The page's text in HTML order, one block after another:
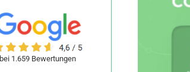
bei 1.659 Bewertungen